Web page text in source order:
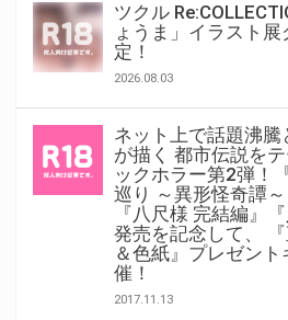
ツクル
ょうま」イラスト
定！
2026.08.03
ネット上で話題沸
が描く 都市伝説を
ックホラー第2弾！
巡り ～異形怪奇譚～
『八尺様 完結編』
発売を記念して、
＆色紙』プレゼン
催！
2017.11.13